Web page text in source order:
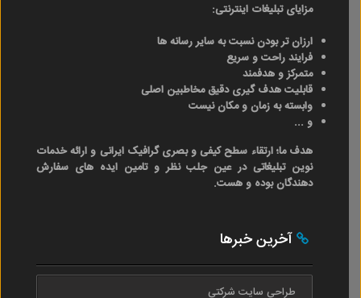
مزایای تبلیغات اینترنتی:
ارزان تر بودن نسبت به سایر رسانه ها
فرایند راحت و سریع
متمرکز و هدفمند
قابلیت هدف گیری دقیق مخاطبین اصلی
وابسته به زمان و مکان نیست
و ...
هدف ما؛ ارتقاء سطح کیفی و بصری گرافیک ایرانی و ارائه خدمات
نوین تبلیغاتی در عین جلب نظر و تامین ایده های سفارش
دهندگان بوده و هست.
آخرین خبرها
طراحی سایت شرکتی